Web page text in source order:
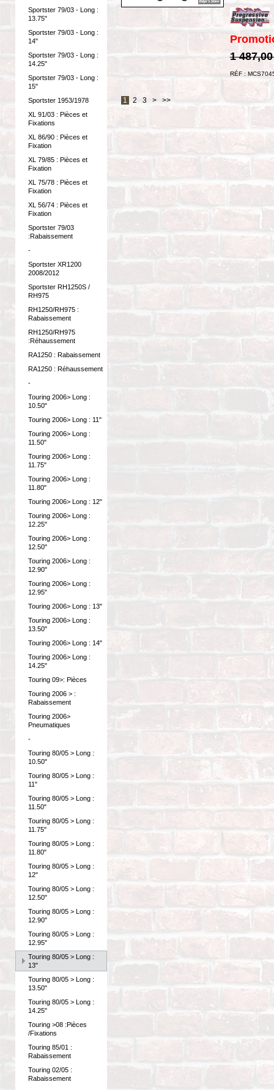
Sportster 79/03 - Long :
13.75"
Sportster 79/03 - Long :
14"
Sportster 79/03 - Long :
14.25"
Sportster 79/03 - Long :
15"
Sportster 1953/1978
XL 91/03 : Pièces et
Fixations
XL 86/90 : Pièces et
Fixation
XL 79/85 : Pièces et
Fixation
XL 75/78 : Pièces et
Fixation
XL 56/74 : Pièces et
Fixation
Sportster 79/03
:Rabaissement
-
Sportster XR1200
2008/2012
Sportster RH1250S /
RH975
RH1250/RH975 :
Rabaissement
RH1250/RH975
:Réhaussement
RA1250 : Rabaissement
RA1250 : Réhaussement
-
Touring 2006> Long :
10.50"
Touring 2006> Long : 11"
Touring 2006> Long :
11.50"
Touring 2006> Long :
11.75"
Touring 2006> Long :
11.80"
Touring 2006> Long : 12"
Touring 2006> Long :
12.25"
Touring 2006> Long :
12.50"
Touring 2006> Long :
12.90"
Touring 2006> Long :
12.95"
Touring 2006> Long : 13"
Touring 2006> Long :
13.50"
Touring 2006> Long : 14"
Touring 2006> Long :
14.25"
Touring 09>: Pièces
Touring 2006 > :
Rabaissement
Touring 2006>
Pneumatiques
-
Touring 80/05 > Long :
10.50"
Touring 80/05 > Long :
11"
Touring 80/05 > Long :
11.50"
Touring 80/05 > Long :
11.75"
Touring 80/05 > Long :
11.80"
Touring 80/05 > Long :
12"
Touring 80/05 > Long :
12.50"
Touring 80/05 > Long :
12.90"
Touring 80/05 > Long :
12.95"
Touring 80/05 > Long :
13"
Touring 80/05 > Long :
13.50"
Touring 80/05 > Long :
14.25"
Touring >08 :Pièces
/Fixations
Touring 85/01 :
Rabaissement
Touring 02/05 :
Rabaissement
1
RÉF :
1 2 3 > >>